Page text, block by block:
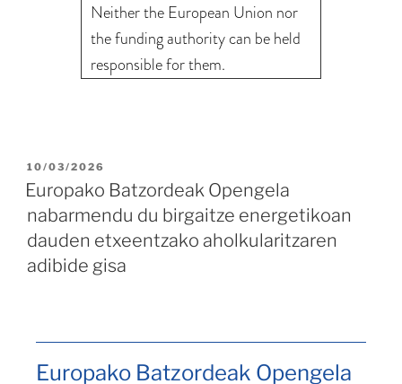
Neither the European Union nor
the funding authority can be held
responsible for them.
10/03/2026
Europako Batzordeak Opengela
nabarmendu du birgaitze energetikoan
dauden etxeentzako aholkularitzaren
adibide gisa
Europako Batzordeak Opengela